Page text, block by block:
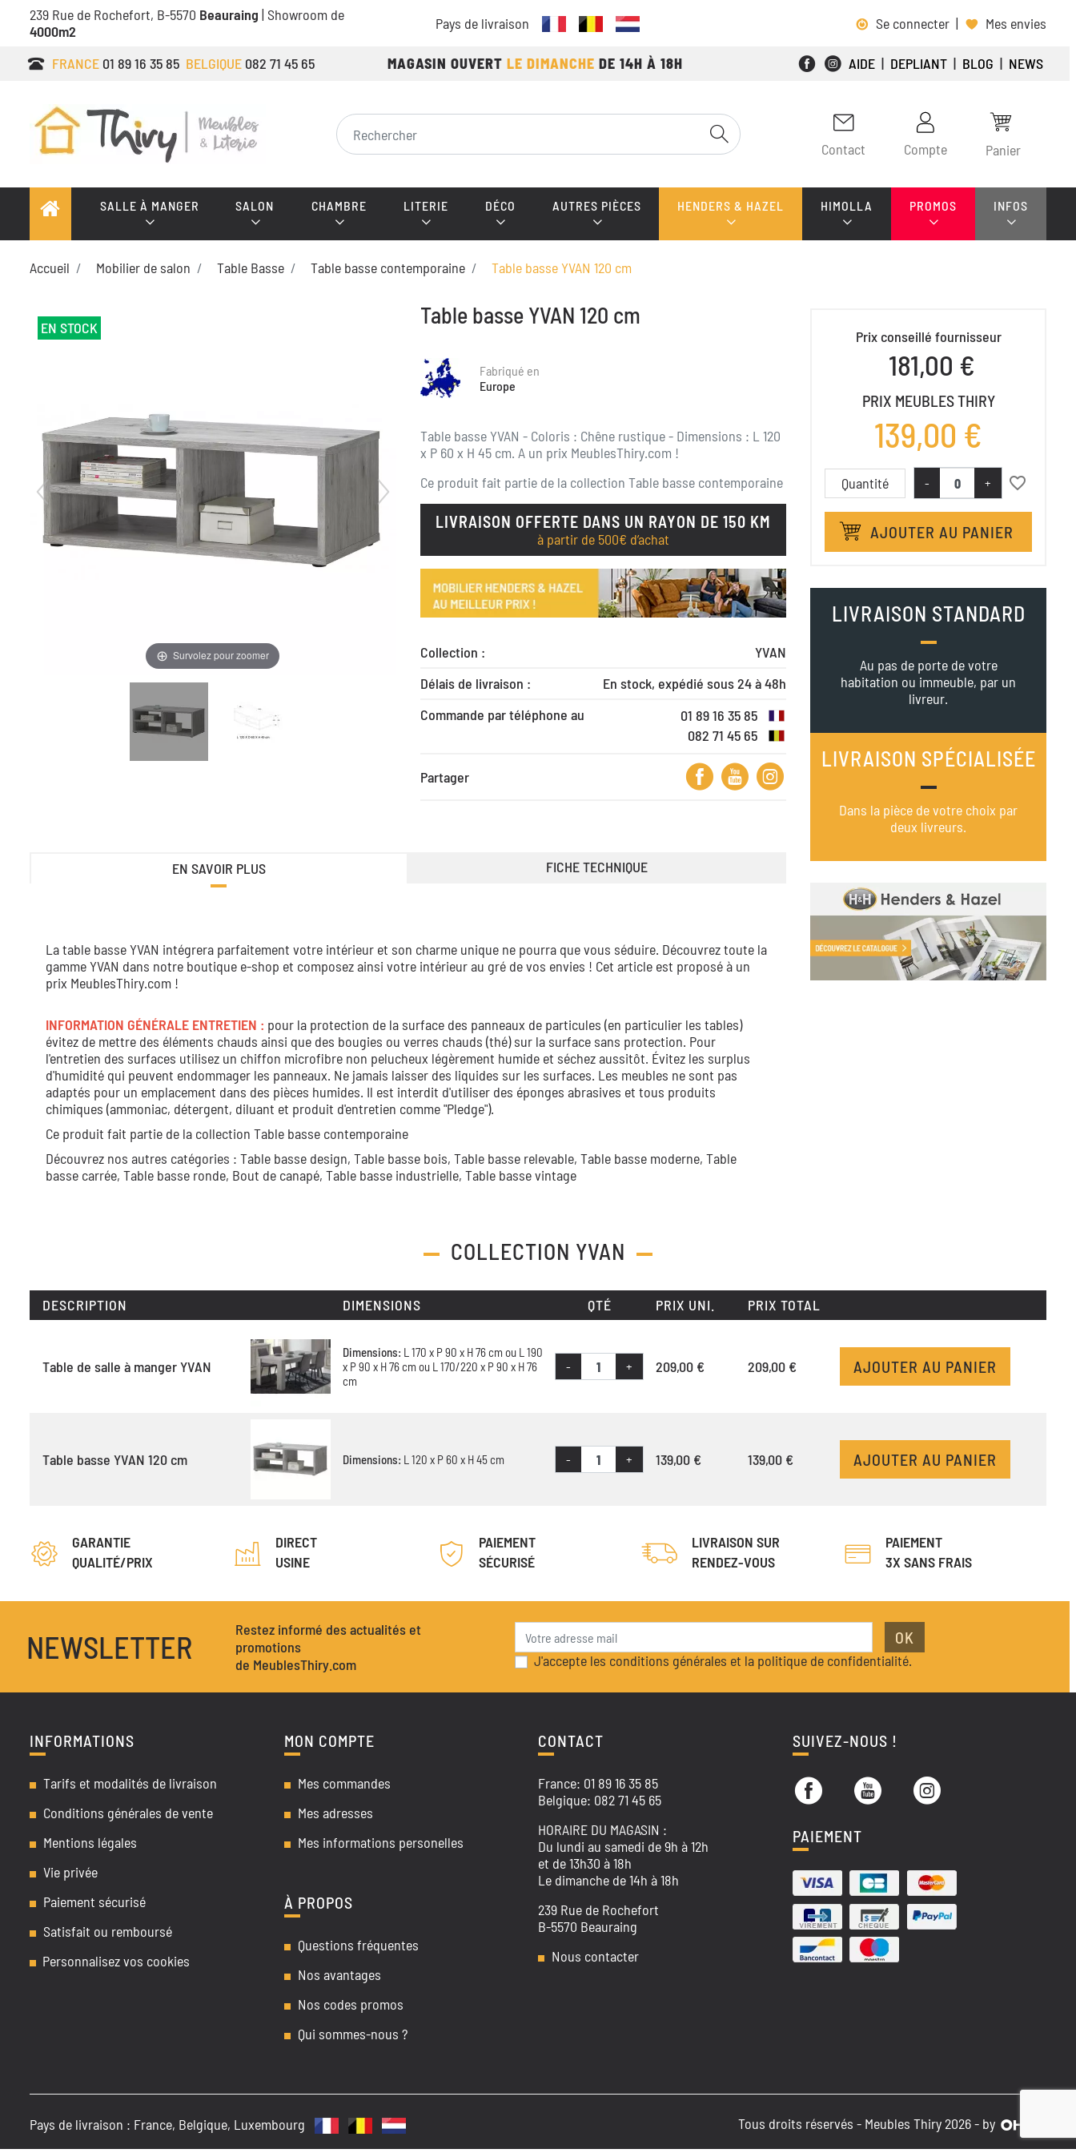
239 Rue de Rochefort, B-5570 Beauraing | Showroom de
4000m2
Pays de livraison Se connecter | Mes envies
FRANCE 01 89 16 35 85 BELGIQUE 082 71 45 65 MAGASIN OUVERT LE DIMANCHE DE 14H À 18H AIDE | DEPLIANT | BLOG | NEWS
Contact Compte Panier
SALLE À MANGER SALON CHAMBRE LITERIE DÉCO AUTRES PIÈCES HENDERS & HAZEL HIMOLLA PROMOS INFOS
Accueil Mobilier de salon Table Basse Table basse contemporaine Table basse YVAN 120 cm
EN STOCK
Survolez pour zoomer
Table basse YVAN 120 cm
Fabriqué en
Europe
Table basse YVAN - Coloris : Chêne rustique - Dimensions : L 120
x P 60 x H 45 cm. A un prix MeublesThiry.com !
Ce produit fait partie de la collection Table basse contemporaine
LIVRAISON OFFERTE DANS UN RAYON DE 150 KM
à partir de 500€ d’achat
Collection :
YVAN
Délais de livraison :
En stock, expédié sous 24 à 48h
Commande par téléphone au
01 89 16 35 85
082 71 45 65
Partager
EN SAVOIR PLUS FICHE TECHNIQUE
La table basse YVAN intégrera parfaitement votre intérieur et son charme unique ne pourra que vous séduire. Découvrez toute la
gamme YVAN dans notre boutique e-shop et composez ainsi votre intérieur au gré de vos envies ! Cet article est proposé à un
prix MeublesThiry.com !
INFORMATION GÉNÉRALE ENTRETIEN : pour la protection de la surface des panneaux de particules (en particulier les tables)
évitez de mettre des éléments chauds ainsi que des bougies ou verres chauds (thé) sur la surface sans protection. Pour
l'entretien des surfaces utilisez un chiffon microfibre non pelucheux légèrement humide et séchez aussitôt. Évitez les surplus
d'humidité qui peuvent endommager les panneaux. Ne jamais laisser des liquides sur les surfaces. Les meubles ne sont pas
adaptés pour un emplacement dans des pièces humides. Il est interdit d'utiliser des éponges abrasives et tous produits
chimiques (ammoniac, détergent, diluant et produit d'entretien comme "Pledge").
Ce produit fait partie de la collection Table basse contemporaine
Découvrez nos autres catégories : Table basse design, Table basse bois, Table basse relevable, Table basse moderne, Table
basse carrée, Table basse ronde, Bout de canapé, Table basse industrielle, Table basse vintage
Prix conseillé fournisseur
181,00 €
PRIX MEUBLES THIRY
139,00 €
Quantité - + favorite_border
AJOUTER AU PANIER
LIVRAISON STANDARD
Au pas de porte de votre
habitation ou immeuble, par un
livreur.
LIVRAISON SPÉCIALISÉE
Dans la pièce de votre choix par
deux livreurs.
COLLECTION YVAN
DESCRIPTION DIMENSIONS QTÉ PRIX UNI. PRIX TOTAL
Table de salle à manger YVAN
Dimensions: L 170 x P 90 x H 76 cm ou L 190
x P 90 x H 76 cm ou L 170/220 x P 90 x H 76
cm
- + 209,00 € 209,00 € AJOUTER AU PANIER
Table basse YVAN 120 cm Dimensions: L 120 x P 60 x H 45 cm - + 139,00 € 139,00 € AJOUTER AU PANIER
GARANTIE
QUALITÉ/PRIX
DIRECT
USINE
PAIEMENT
SÉCURISÉ
LIVRAISON SUR
RENDEZ-VOUS
PAIEMENT
3X SANS FRAIS
NEWSLETTER
Restez informé des actualités et
promotions
de MeublesThiry.com
OK
J'accepte les conditions générales et la politique de confidentialité.
INFORMATIONS
Tarifs et modalités de livraison
Conditions générales de vente
Mentions légales
Vie privée
Paiement sécurisé
Satisfait ou remboursé
Personnalisez vos cookies
À PROPOS
Questions fréquentes
Nos avantages
Nos codes promos
Qui sommes-nous ?
MON COMPTE
Mes commandes
Mes adresses
Mes informations personelles
CONTACT
France: 01 89 16 35 85
Belgique: 082 71 45 65
HORAIRE DU MAGASIN :
Du lundi au samedi de 9h à 12h
et de 13h30 à 18h
Le dimanche de 14h à 18h
239 Rue de Rochefort
B-5570 Beauraing
Nous contacter
SUIVEZ-NOUS !
PAIEMENT
Pays de livraison : France, Belgique, Luxembourg Tous droits réservés - Meubles Thiry 2026 - by